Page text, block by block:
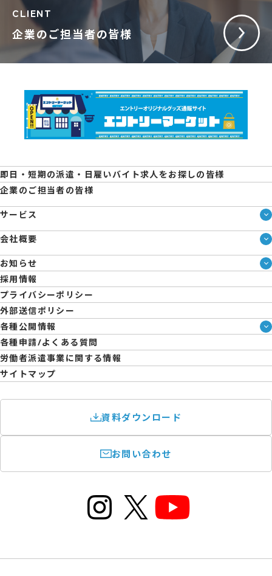
企業のご担当者の皆様
CLIENT
即日・短期の派遣・日雇いバイト求人をお探しの皆様
企業のご担当者の皆様
サービス
サービス一覧
即日・単発のバイト探しは「スマジョブ」
エントリーマーケット
会社概要
会社概要
メディア情報
人材派遣について
コーポレートガバナンス
拠点一覧
日雇派遣の原則禁止について
エントリーのサポートについて
お知らせ
ブログ
企業様向けお役立ちブログ
採用情報
プライバシーポリシー
外部送信ポリシー
各種公開情報
ハラスメント防止・対策方針
育児休業取得率および職場復帰率報告書
各種申請/よくある質問
労働者派遣事業に関する情報
サイトマップ
資料ダウンロード
お問い合わせ